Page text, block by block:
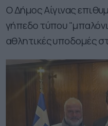
Ο Δήμος Αίγινας
γήπεδο τύπου
αθλητικές υποδομές